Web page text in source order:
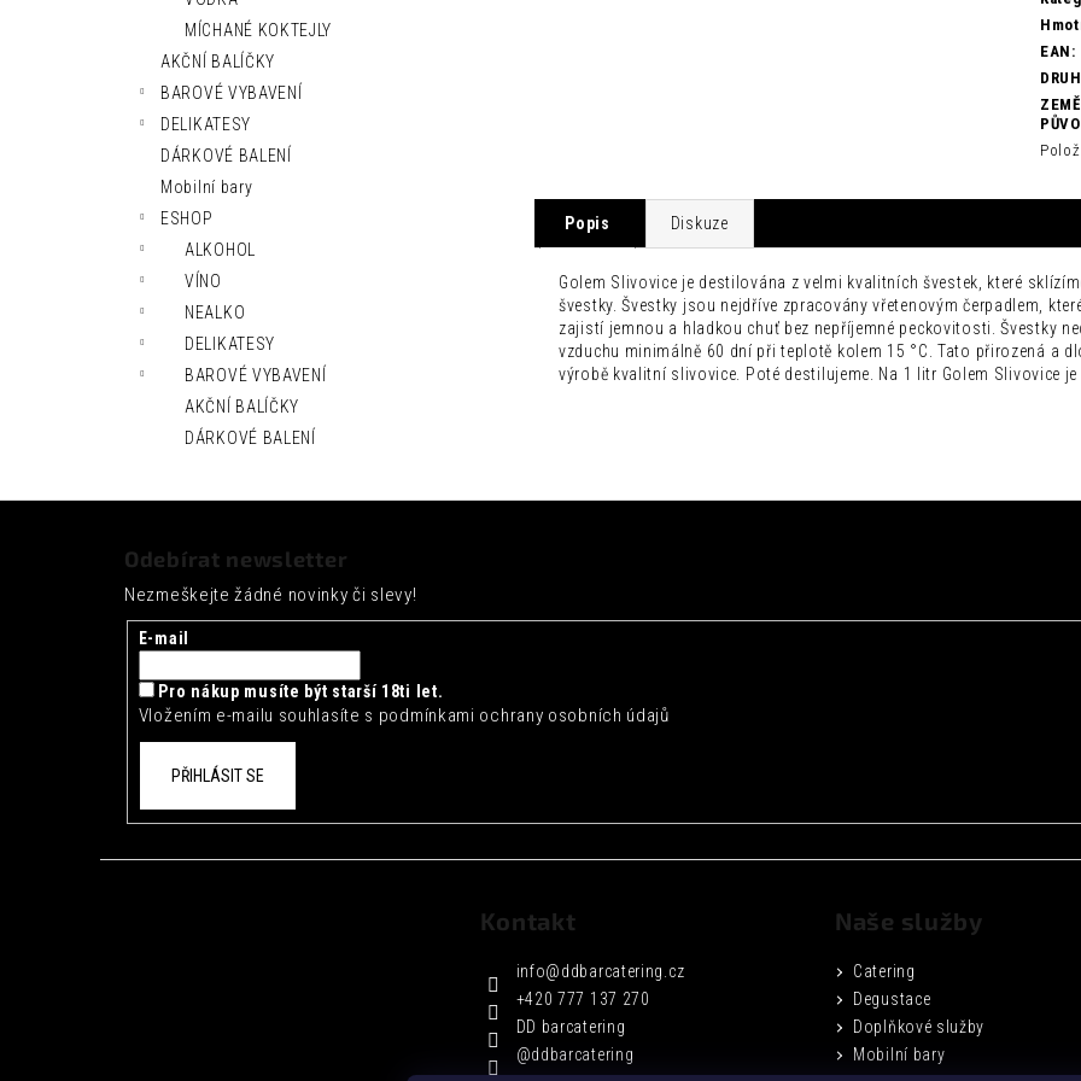
MÍCHANÉ KOKTEJLY
AKČNÍ BALÍČKY
BAROVÉ VYBAVENÍ
DELIKATESY
DÁRKOVÉ BALENÍ
Mobilní bary
ESHOP
ALKOHOL
VÍNO
NEALKO
DELIKATESY
BAROVÉ VYBAVENÍ
AKČNÍ BALÍČKY
DÁRKOVÉ BALENÍ
EAN :
DRUH
ZEMĚ
Popis Diskuze
Golem Slivovice je destilována z velmi kvalitních švestek, které
švestky. Švestky jsou nejdříve zpracovány vřetenovým čerpadlem,
zajistí jemnou a hladkou chuť bez nepříjemné peckovitosti. Švestky
vzduchu minimálně 60 dní při teplotě kolem 15 °C. Tato přirozená a
výrobě kvalitní slivovice. Poté destilujeme. Na 1 litr Golem Slivovice
Odebírat newsletter
Nezmeškejte žádné novinky či slevy!
E-mail
Pro nákup musíte být starší 18ti let.
Vložením e-mailu souhlasíte s podmínkami ochrany osobních údajů
PŘIHLÁSIT SE
Kontakt
info@ddbarcatering.cz
+420 777 137 270
DD barcatering
@ddbarcatering
Naše služby
Catering
Degustace
Doplňkové služby
Mobilní bary